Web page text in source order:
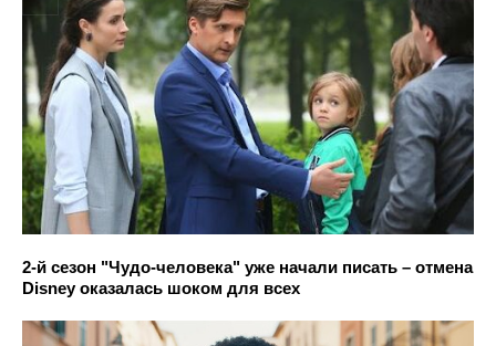
2-й сезон "Чудо-человека" уже начали писать – отмена
Disney оказалась шоком для всех